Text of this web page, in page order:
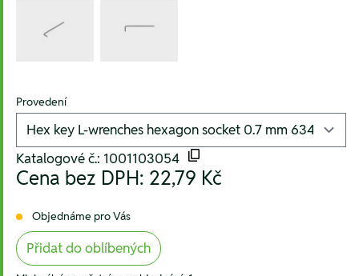
Provedení
Katalogové č.: 1001103054
Cena bez DPH: 22,79 Kč
Objednáme pro Vás
Přidat do oblíbených